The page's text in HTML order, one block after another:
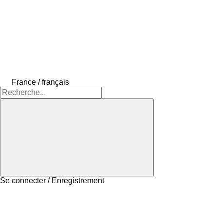
France / français
Se connecter / Enregistrement